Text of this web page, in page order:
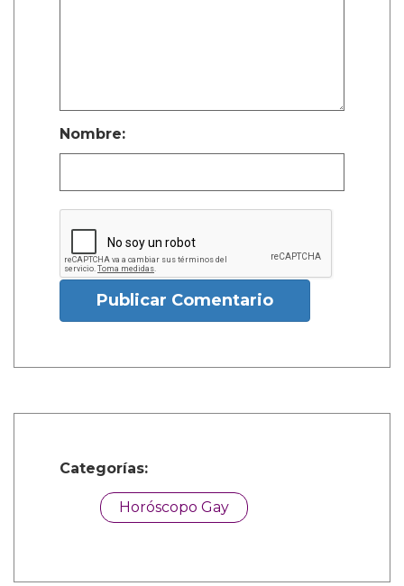
Nombre:
Publicar Comentario
Categorías:
Horóscopo Gay